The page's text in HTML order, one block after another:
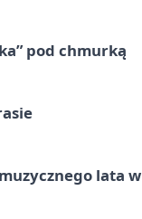
pod chmurką
lata